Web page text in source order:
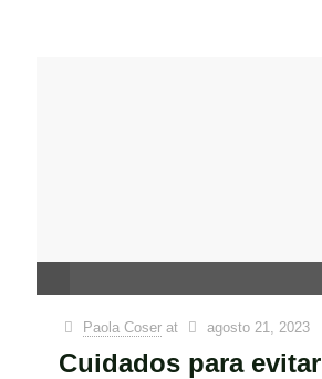
Paola Coser at agosto 21, 2023
Cuidados para evitar